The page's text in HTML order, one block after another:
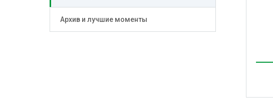
Архив и лучшие моменты